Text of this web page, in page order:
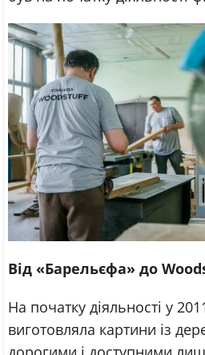
Від «Барельєфа» до
На початку діяльності у
виготовляла картини із